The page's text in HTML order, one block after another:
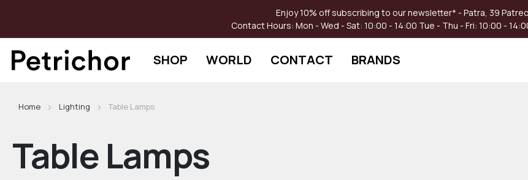
Content
Enjoy 10% off subscribing to our newsletter* - Patra, 39
Contact Hours: Mon - Wed - Sat: 10:00 - 14:00 Tue - Thu - Fri: 10:00 -
SHOP WORLD CONTACT BRANDS
Home Lighting Table Lamps
Table Lamps